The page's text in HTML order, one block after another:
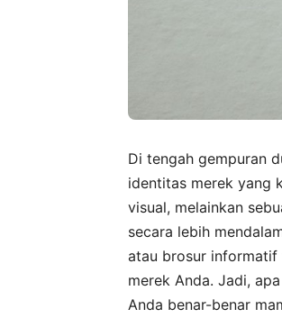
Di tengah gempuran
identitas merek yang
visual, melainkan
secara lebih
atau brosur informatif
merek Anda. Jadi,
Anda benar-benar